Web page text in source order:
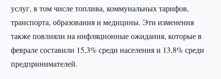
услуг, в том числе топлива, коммунальных тарифов,
транспорта, образования и медицины. Эти изменения
также повлияли на инфляционные ожидания, которые в
феврале составили 15,3% среди населения и 13,8% среди
предпринимателей.